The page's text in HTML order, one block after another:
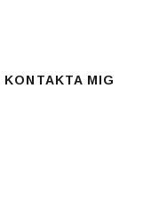
KONTAKTA MIG